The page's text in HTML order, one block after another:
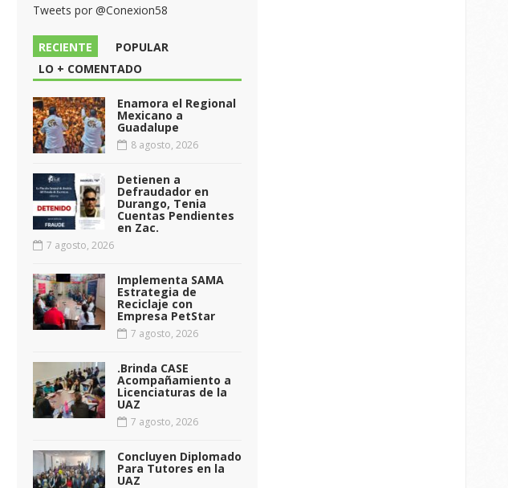
Tweets por @Conexion58
RECIENTE
POPULAR
LO + COMENTADO
Enamora el Regional
Mexicano a
Guadalupe
8 agosto, 2026
Detienen a
Defraudador en
Durango, Tenia
Cuentas Pendientes
en Zac.
7 agosto, 2026
Implementa SAMA
Estrategia de
Reciclaje con
Empresa PetStar
7 agosto, 2026
.Brinda CASE
Acompañamiento a
Licenciaturas de la
UAZ
7 agosto, 2026
Concluyen Diplomado
Para Tutores en la
UAZ